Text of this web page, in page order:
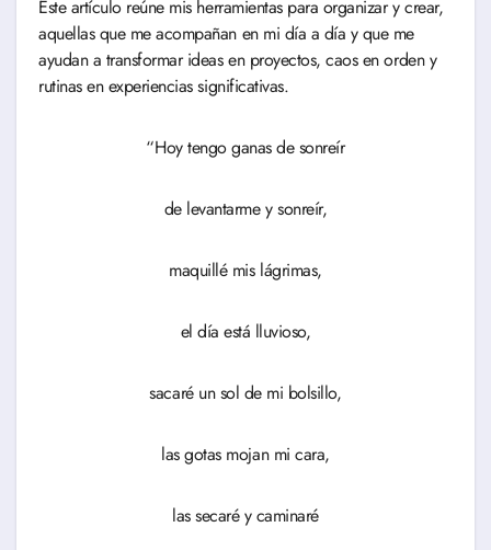
Este artículo reúne mis herramientas para organizar y crear,
aquellas que me acompañan en mi día a día y que me
ayudan a transformar ideas en proyectos, caos en orden y
rutinas en experiencias significativas.
“Hoy tengo ganas de sonreír
de levantarme y sonreír,
maquillé mis lágrimas,
el día está lluvioso,
sacaré un sol de mi bolsillo,
las gotas mojan mi cara,
las secaré y caminaré